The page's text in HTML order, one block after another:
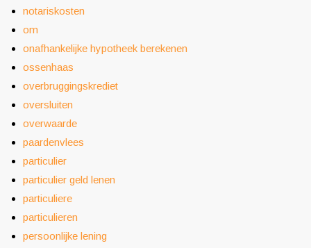
notariskosten
om
onafhankelijke hypotheek berekenen
ossenhaas
overbruggingskrediet
oversluiten
overwaarde
paardenvlees
particulier
particulier geld lenen
particuliere
particulieren
persoonlijke lening